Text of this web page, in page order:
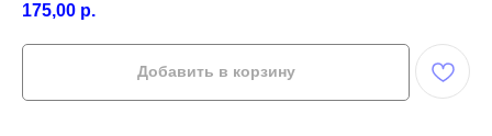
175,00 р.
Добавить в корзину